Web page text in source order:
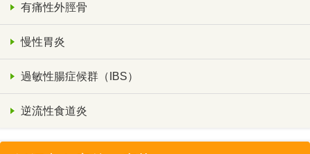
有痛性外脛骨
慢性胃炎
過敏性腸症候群（IBS）
逆流性食道炎